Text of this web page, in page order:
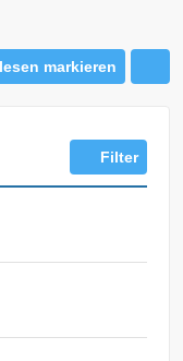
markieren
Filter